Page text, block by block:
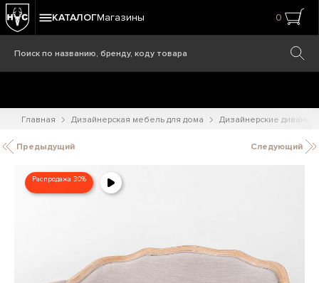
КАТАЛОГМагазины 0
Главная Дизайнерская мебель для дома Дизайнерские диваны
Предыдущий Следующий
Распродажа 30%